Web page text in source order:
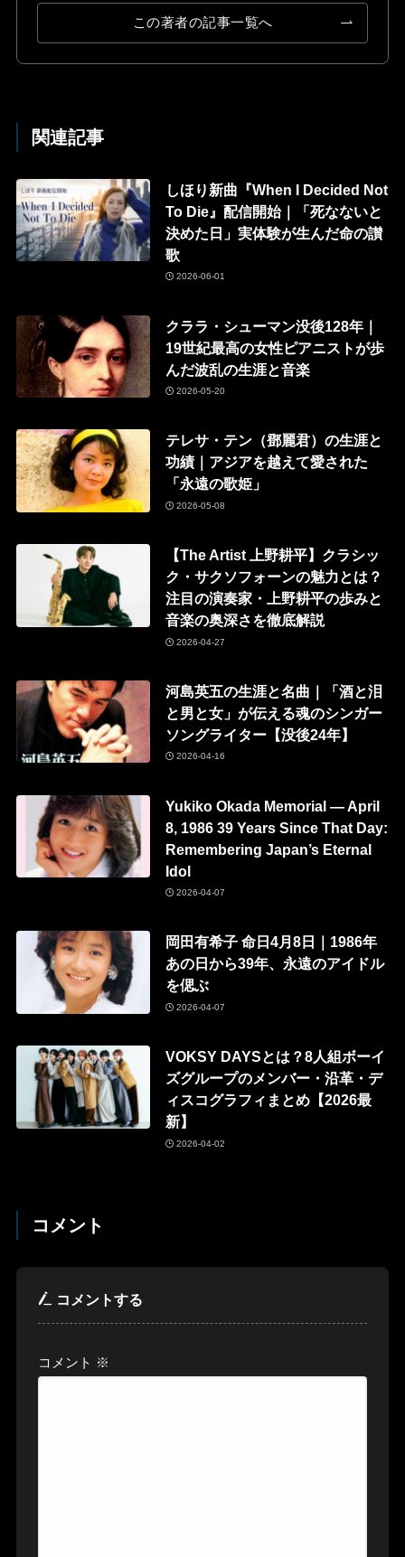
この著者の記事一覧へ
関連記事
しほり新曲『When I Decided Not
To Die』配信開始｜「死なないと
決めた日」実体験が生んだ命の讃
歌
2026-06-01
クララ・シューマン没後128年｜
19世紀最高の女性ピアニストが歩
んだ波乱の生涯と音楽
2026-05-20
テレサ・テン（鄧麗君）の生涯と
功績｜アジアを越えて愛された
「永遠の歌姫」
2026-05-08
【The Artist 上野耕平】クラシッ
ク・サクソフォーンの魅力とは？
注目の演奏家・上野耕平の歩みと
音楽の奥深さを徹底解説
2026-04-27
河島英五の生涯と名曲｜「酒と泪
と男と女」が伝える魂のシンガー
ソングライター【没後24年】
2026-04-16
Yukiko Okada Memorial — April
8, 1986 39 Years Since That Day:
Remembering Japan’s Eternal
Idol
2026-04-07
岡田有希子 命日4月8日｜1986年
あの日から39年、永遠のアイドル
を偲ぶ
2026-04-07
VOKSY DAYSとは？8人組ボーイ
ズグループのメンバー・沿革・デ
ィスコグラフィまとめ【2026最
新】
2026-04-02
コメント
コメントする
コメント ※